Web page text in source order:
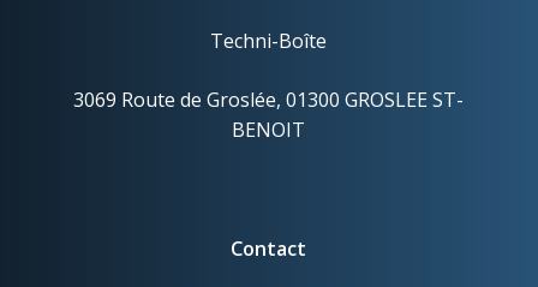
Techni-Boîte
3069 Route de Groslée, 01300 GROSLEE ST-
BENOIT
Contact